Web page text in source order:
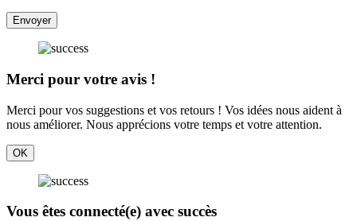
Envoyer
Merci pour votre avis !
Merci pour vos suggestions et vos retours ! Vos idées nous aident à
nous améliorer. Nous apprécions votre temps et votre attention.
OK
Vous êtes connecté(e) avec succès